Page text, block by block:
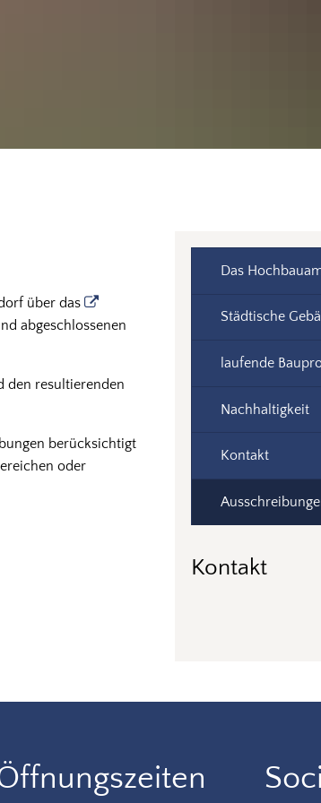
über das
abgeschlossenen
den resultierenden
berücksichtigt
oder
Das
Städtische
laufende
Nachhaltigkeit
Kontakt
Kontakt